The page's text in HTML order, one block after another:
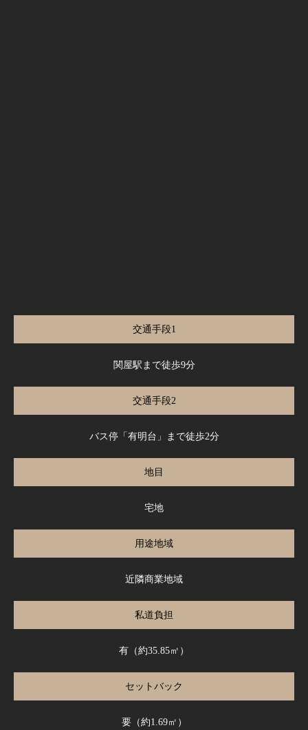
交通手段1
関屋駅まで徒歩9分
交通手段2
バス停「有明台」まで徒歩2分
地目
宅地
用途地域
近隣商業地域
私道負担
有（約35.85㎡）
セットバック
要（約1.69㎡）